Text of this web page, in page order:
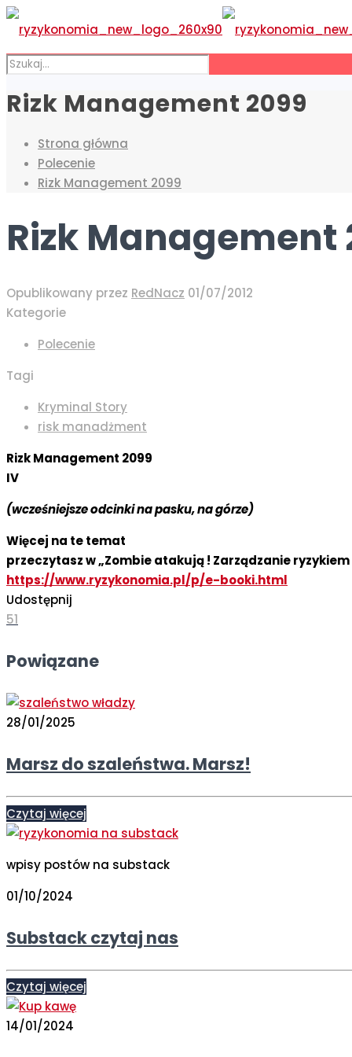
Rizk Management 2099
Strona główna
Polecenie
Rizk Management 2099
Rizk Management
Opublikowany przez RedNacz 01/07/2012
Kategorie
Polecenie
Tagi
Kryminal Story
risk manadżment
Rizk Management 2099
IV
(wcześniejsze odcinki na pasku, na górze)
Więcej na te temat
przeczytasz w „Zombie atakują ! Zarządzanie
https://www.ryzykonomia.pl/p/e-booki.html
Udostępnij
51
Powiązane
28/01/2025
Marsz do szaleństwa. Marsz!
Czytaj więcej
wpisy postów na substack
01/10/2024
Substack czytaj nas
Czytaj więcej
14/01/2024